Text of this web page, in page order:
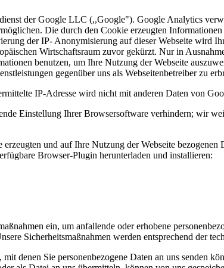
der Google LLC (,,Google"). Google Analytics
Die durch den Cookie erzeugten
der IP- Anonymisierung auf dieser Webseite wird
Wirtschaftsraum zuvor gekürzt. Nur in
benutzen, um Ihre Nutzung der Webseite
gegenüber uns als Webseitenbetreiber zu
IP-Adresse wird nicht mit anderen Daten von
Einstellung Ihrer Browsersoftware verhindern; wir
und auf Ihre Nutzung der Webseite
Browser-Plugin herunterladen und installieren:
ein, um anfallende oder erhobene
Sicherheitsmaßnahmen werden entsprechend der
denen Sie personenbezogene Daten an uns senden